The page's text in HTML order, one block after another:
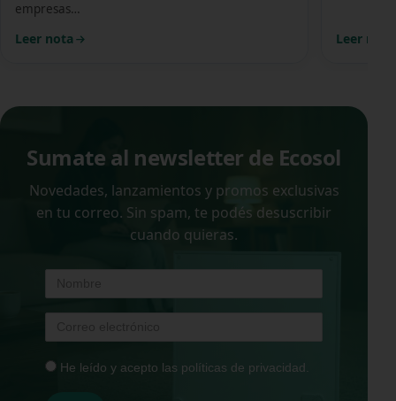
empresas…
Leer nota Leer nota
Sumate al newsletter de Ecosol
Novedades, lanzamientos y promos exclusivas
en tu correo. Sin spam, te podés desuscribir
cuando quieras.
He leído y acepto las políticas de privacidad.